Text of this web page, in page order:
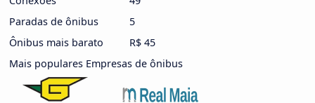
Paradas de ônibus
5
Ônibus mais barato
R$ 45
Mais populares Empresas de ônibus